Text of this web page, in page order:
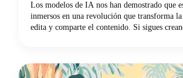
Los modelos de IA nos han demostrado que
inmersos en una revolución que transforma
edita y comparte el contenido. Si sigues
mostraremos exactamente qué aplicaciones